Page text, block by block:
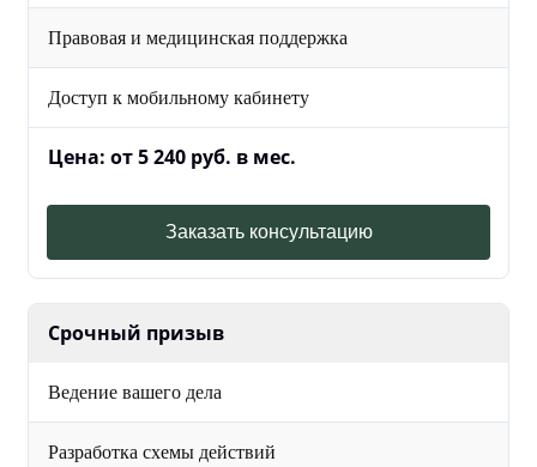
Правовая и медицинская поддержка
Доступ к мобильному кабинету
Цена: от 5 240 руб. в мес.
Заказать консультацию
Срочный призыв
Ведение вашего дела
Разработка схемы действий